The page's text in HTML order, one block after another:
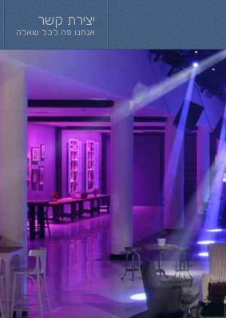
יצירת קשר
אנחנו פה לכל שאלה